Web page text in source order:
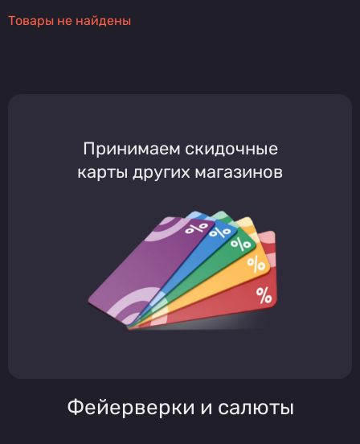
Товары не найдены
Принимаем скидочные
карты других магазинов
Фейерверки и салюты